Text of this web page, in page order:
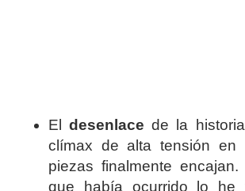
Eldesenlace de la
clímax de alta tensión en
piezas finalmente
que había ocurrido lo he